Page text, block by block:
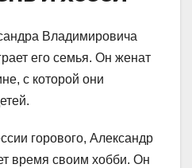
Владимировича
его семья. Он женат
с которой они
горового, Александр
время своим хобби. Он